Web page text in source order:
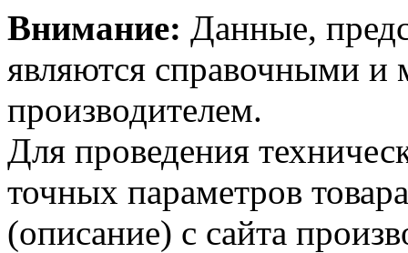
Внимание: Данные,
являются справочными и
производителем.
Для проведения
точных параметров
(описание) с сайта